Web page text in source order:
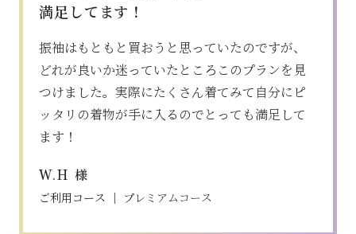
満足してます！
振袖はもともと買おうと思っていたのですが、
どれが良いか迷っていたところこのプランを見
つけました。実際にたくさん着てみて自分にピ
ッタリの着物が手に入るのでとっても満足して
ます！
W.H 様
ご利用コース ｜ プレミアムコース